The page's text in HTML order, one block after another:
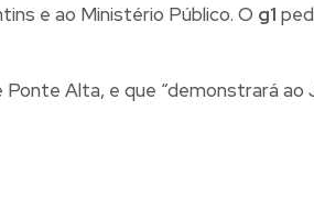
e ao Ministério Público. O g1
Alta, e que “demonstrará